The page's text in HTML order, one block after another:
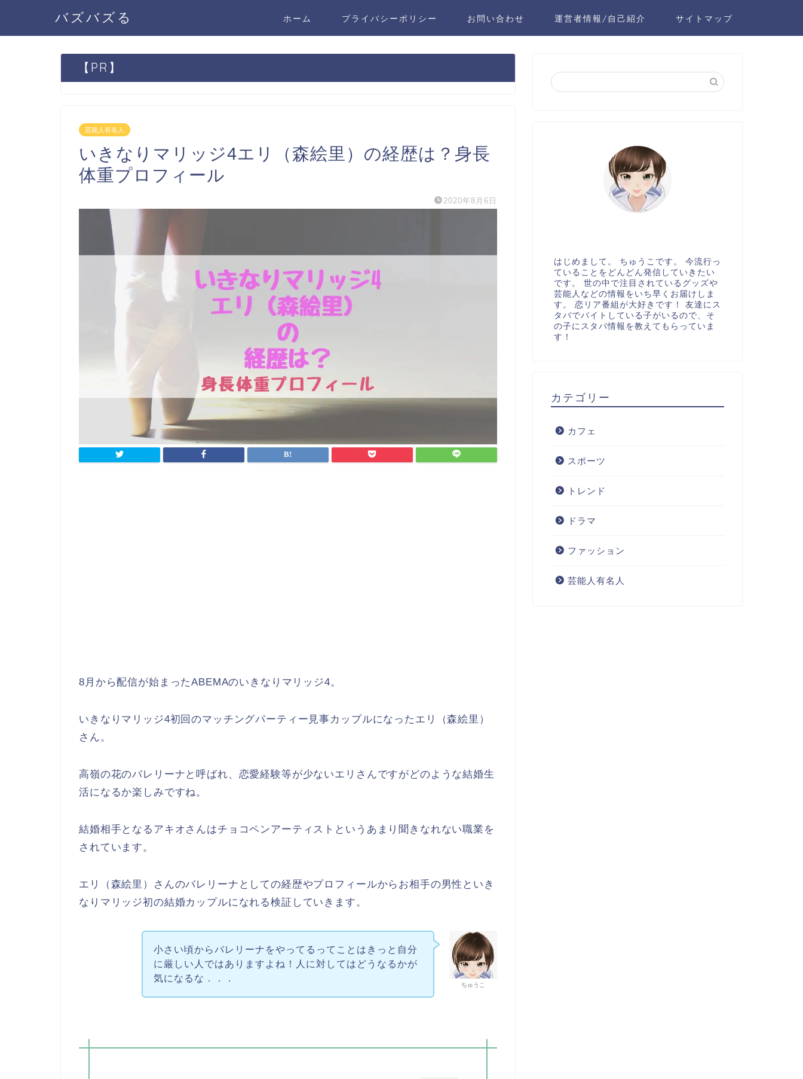
バズバズる ホーム プライバシーポリシー お問い合わせ 運営者情報/自己紹介 サイトマップ
【PR】
芸能人有名人
いきなりマリッジ4エリ（森絵里）の経歴は？身長
体重プロフィール
2020年8月6日
8月から配信が始まったABEMAのいきなりマリッジ4。
いきなりマリッジ4初回のマッチングパーティー見事カップルになったエリ（森絵里）
さん。
高嶺の花のバレリーナと呼ばれ、恋愛経験等が少ないエリさんですがどのような結婚生
活になるか楽しみですね。
結婚相手となるアキオさんはチョコペンアーティストというあまり聞きなれない職業を
されています。
エリ（森絵里）さんのバレリーナとしての経歴やプロフィールからお相手の男性といき
なりマリッジ初の結婚カップルになれる検証していきます。
ちゅうこ
小さい頃からバレリーナをやってるってことはきっと自分
に厳しい人ではありますよね！人に対してはどうなるかが
気になるな．．．
はじめまして。 ちゅうこです。 今流行っ
ていることをどんどん発信していきたい
です。 世の中で注目されているグッズや
芸能人などの情報をいち早くお届けしま
す。 恋リア番組が大好きです！ 友達にス
タバでバイトしている子がいるので、そ
の子にスタバ情報を教えてもらっていま
す！
カテゴリー
カフェ
スポーツ
トレンド
ドラマ
ファッション
芸能人有名人